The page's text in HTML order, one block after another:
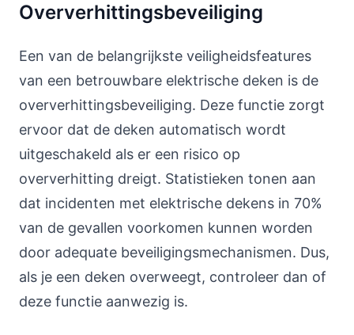
Oververhittingsbeveiliging
Een van de belangrijkste veiligheidsfeatures
van een betrouwbare elektrische deken is de
oververhittingsbeveiliging. Deze functie zorgt
ervoor dat de deken automatisch wordt
uitgeschakeld als er een risico op
oververhitting dreigt. Statistieken tonen aan
dat incidenten met elektrische dekens in 70%
van de gevallen voorkomen kunnen worden
door adequate beveiligingsmechanismen. Dus,
als je een deken overweegt, controleer dan of
deze functie aanwezig is.